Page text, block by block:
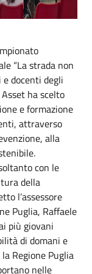
“La strada non
docenti degli
ha scelto
e formazione
attraverso
alla
con le
della
l’assessore
Puglia, Raffaele
più giovani
di domani e
Regione Puglia
nelle